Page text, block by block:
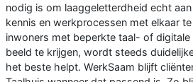
nodig is om laaggeletterdheid echt
kennis en werkprocessen met elkaar
inwoners met beperkte taal- of
beeld te krijgen, wordt steeds
het beste helpt. WerkSaam blijft